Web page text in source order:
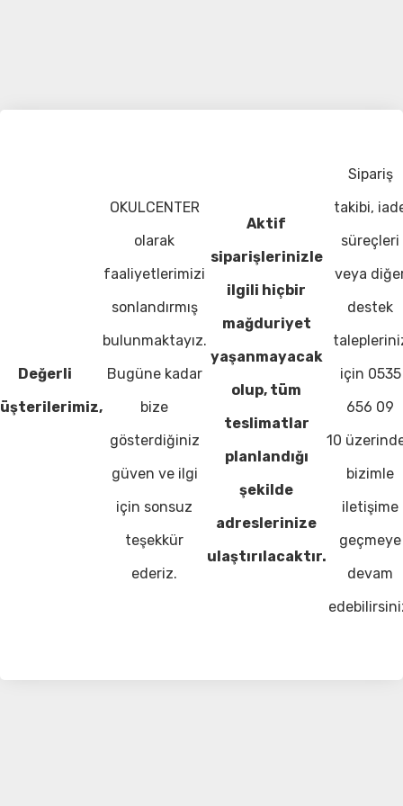
Değerli
OKULCENTER
olarak
faaliyetlerimizi
sonlandırmış
bulunmaktayız.
Bugüne kadar
bize
gösterdiğiniz
güven ve ilgi
için sonsuz
teşekkür
ederiz.
Aktif
siparişlerinizle
ilgili hiçbir
mağduriyet
yaşanmayacak
olup, tüm
teslimatlar
planlandığı
şekilde
adreslerinize
ulaştırılacaktır.
Sipariş
takibi,
süreçleri
veya
destek
için 0535
656 09
10
bizimle
iletişime
geçmeye
devam